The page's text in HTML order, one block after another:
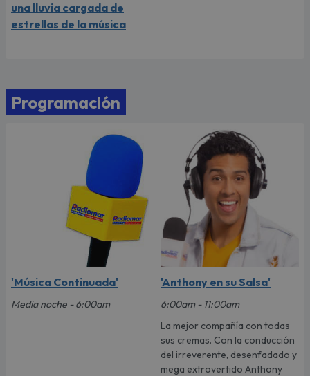
una lluvia cargada de
estrellas de la música
Programación
'Música Continuada'
Media noche - 6:00am
'Anthony en su Salsa'
6:00am - 11:00am
La mejor compañía con todas
sus cremas. Con la conducción
del irreverente, desenfadado y
mega extrovertido Anthony